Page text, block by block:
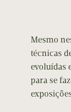
Mesmo
técnicas
evoluídas
para se